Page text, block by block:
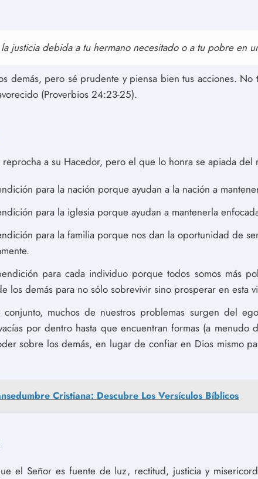
justicia debida a tu hermano necesitado o a tu pobre en
demás, pero sé prudente y piensa bien tus acciones.
(Proverbios 24:23-25).
a su Hacedor, pero el que lo honra se apiada del
para la nación porque ayudan a la nación a
para la iglesia porque ayudan a mantenerla
para la familia porque nos dan la oportunidad de
para cada individuo porque todos somos más
los demás para no sólo sobrevivir sino prosperar en esta
muchos de nuestros problemas surgen del
por dentro hasta que encuentran formas (a menudo
sobre los demás, en lugar de confiar en Dios mismo
Cristiana: Descubre Los Versículos Bíblicos
el Señor es fuente de luz, rectitud, justicia y